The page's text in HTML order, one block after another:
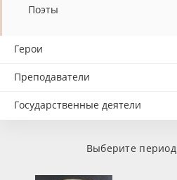
Поэты
Герои
Преподаватели
Государственные деятели
Выберите период